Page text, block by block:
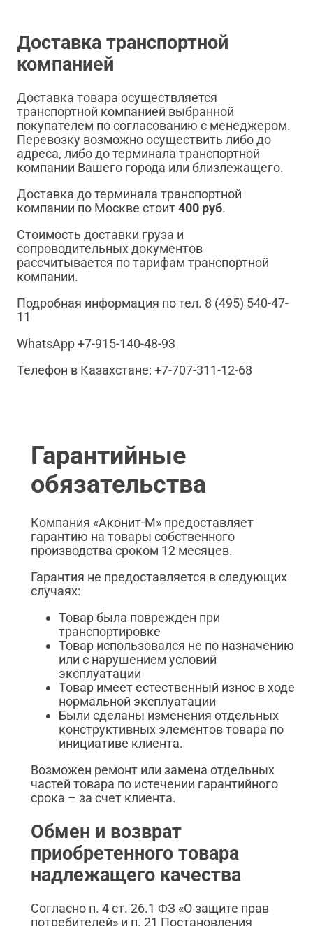
Доставка транспортной
компанией
Доставка товара осуществляется
транспортной компанией выбранной
покупателем по согласованию с менеджером.
Перевозку возможно осуществить либо до
адреса, либо до терминала транспортной
компании Вашего города или близлежащего.
Доставка до терминала транспортной
компании по Москве стоит400 руб.
Стоимость доставки груза и
сопроводительных документов
рассчитывается по тарифам транспортной
компании.
Подробная информация по тел. 8 (495) 540-47-
11
WhatsApp +7-915-140-48-93
Телефон в Казахстане: +7-707-311-12-68
Гарантийные
обязательства
Компания «Аконит-М» предоставляет
гарантию на товары собственного
производства сроком 12 месяцев.
Гарантия не предоставляется в следующих
случаях:
Товар была поврежден при
транспортировке
Товар использовался не по назначению
или с нарушением условий
эксплуатации
Товар имеет естественный износ в ходе
нормальной эксплуатации
Были сделаны изменения отдельных
конструктивных элементов товара по
инициативе клиента.
Возможен ремонт или замена отдельных
частей товара по истечении гарантийного
срока – за счет клиента.
Обмен и возврат
приобретенного товара
надлежащего качества
Согласно п. 4 ст. 26.1 ФЗ «О защите прав
потребителей» и п. 21 Постановления